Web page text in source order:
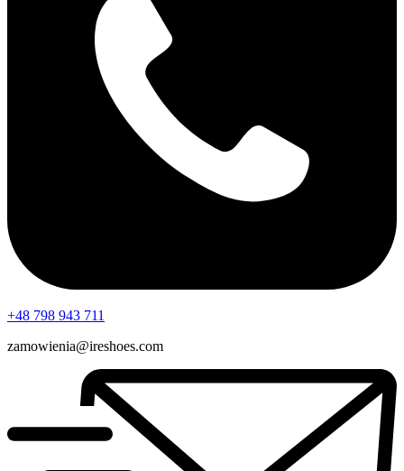
+48 798 943 711
zamowienia@ireshoes.com